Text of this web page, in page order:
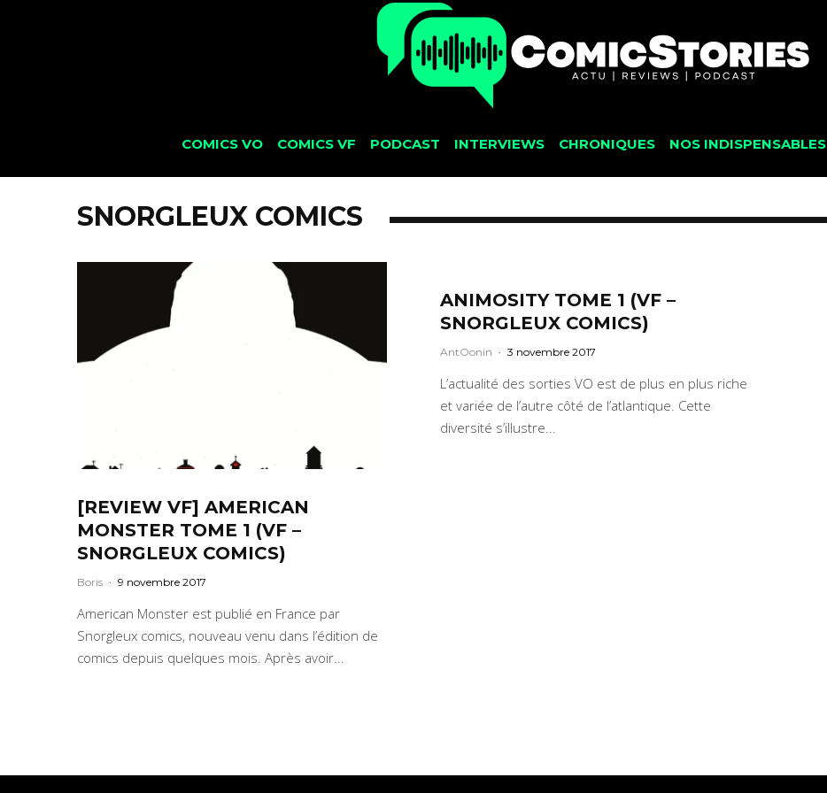
COMICS VO COMICS VF PODCAST INTERVIEWS CHRONIQUES NOS INDISPENSABLES
SNORGLEUX COMICS
[REVIEW VF] AMERICAN
MONSTER TOME 1 (VF –
SNORGLEUX COMICS)
Boris · 9 novembre 2017
American Monster est publié en France par
Snorgleux comics, nouveau venu dans l’édition de
comics depuis quelques mois. Après avoir...
ANIMOSITY TOME 1 (VF –
SNORGLEUX COMICS)
AntOonin · 3 novembre 2017
L’actualité des sorties VO est de plus en plus riche
et variée de l’autre côté de l’atlantique. Cette
diversité s’illustre...